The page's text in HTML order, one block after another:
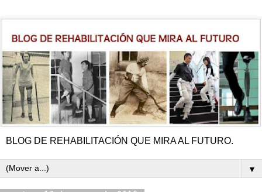
BLOG DE REHABILITACIÓN QUE MIRA AL FUTURO.
▼